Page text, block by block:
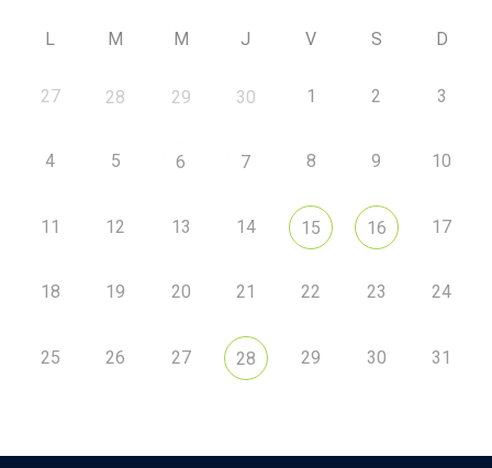
L M M J V S D
27 28 29 30 1 2 3
4 5 6 7 8 9 10
11 12 13 14 15 16 17
18 19 20 21 22 23 24
25 26 27 28 29 30 31